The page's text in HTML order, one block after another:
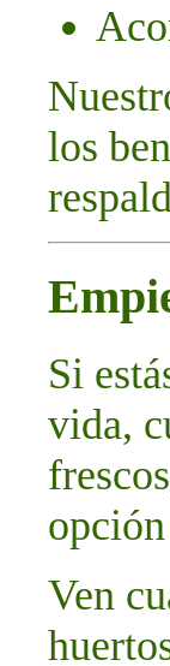
los
Si
vida,
Ven